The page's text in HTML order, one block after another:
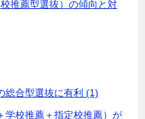
推薦型選抜）の傾向と対
総合型選抜に有利 (1)
学校推薦＋指定校推薦）が